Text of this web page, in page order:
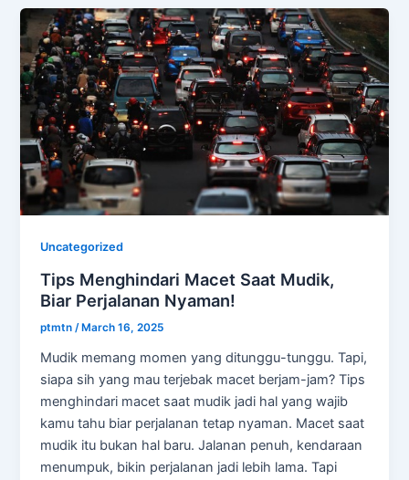
Uncategorized
Tips Menghindari Macet Saat Mudik,
Biar Perjalanan Nyaman!
ptmtn/ March 16, 2025
Mudik memang momen yang ditunggu-tunggu. Tapi,
siapa sih yang mau terjebak macet berjam-jam? Tips
menghindari macet saat mudik jadi hal yang wajib
kamu tahu biar perjalanan tetap nyaman. Macet saat
mudik itu bukan hal baru. Jalanan penuh, kendaraan
menumpuk, bikin perjalanan jadi lebih lama. Tapi